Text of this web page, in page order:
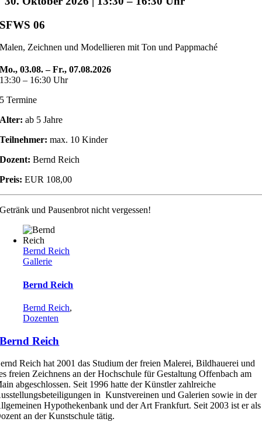
SFWS 06
Malen, Zeichnen und Modellieren mit Ton und Pappmaché
Mo., 03.08. – Fr., 07.08.2026
13:30 – 16:30 Uhr
5 Termine
Alter: ab 5 Jahre
Teilnehmer: max. 10 Kinder
Dozent: Bernd Reich
Preis: EUR 108,00
Getränk und Pausenbrot nicht vergessen!
Bernd Reich
Gallerie
Bernd Reich
Bernd Reich,
Dozenten
Bernd Reich
Reich hat 2001 das Studium der freien Malerei, Bildhauerei und
freien Zeichnens an der Hochschule für Gestaltung Offenbach am
abgeschlossen. Seit 1996 hatte der Künstler zahlreiche
in Kunstvereinen und Galerien sowie in der
Hypothekenbank und der Art Frankfurt. Seit 2003 ist er als
an der Kunstschule tätig.